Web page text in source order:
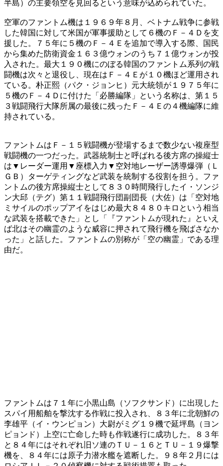
半島）の主要領空を見回るという意味が込められていた。
空軍のファントム機は１９６９年８月、ベトナム戦争に参戦
した韓国に対して米国が軍事援助として６機のＦ－４Ｄを支
援した。７５年に５機のＦ－４Ｅを追加で導入する際、国民
から集めた防衛資金１６３億ウォンのうち７１億ウォンが投
入された。最大１９０機にのぼる韓国のファントム系列の戦
闘機は次々と退役し、現在はＦ－４Ｅが１０機ほど運用され
ている。朴正熙（パク・ジョンヒ）元大統領が１９７５年に
５機のＦ－４Ｄに付けた「必勝編隊」という名称は、第１５
３戦闘飛行大隊所属の最後に残ったＦ－４Ｅの４機編隊に維
持されている。
ファントムはＦ－１５戦闘機が登場するまで数少ない複座型
戦闘機の一つだった。武器統制士と呼ばれる後方席の操縦士
は▼レーダー運用▼座標入力▼空対地レーザー誘導爆弾（Ｌ
ＧＢ）ターゲティングなど武装を統制する役割を担う。ファ
ントムの後方席操縦士として８３０時間飛行したイ・ソンジ
ン大邱（テグ）第１１戦闘飛行団副団長（大佐）は「空対地
ミサイルのポップアイをはじめ最大８４８０キロという相当
な武装を搭載できた」とし「『ファントムが現れた』といえ
ば北はその幽霊のような威容に押されて飛行機を飛ばさなか
った」と話した。ファントムの別称が「空の幽霊」である理
由だ。
ファントムは７１年に小黒山島（ソフクサンド）に出現した
スパイ用船舶を撃沈する作戦に投入され、８３年に北朝鮮の
李雄平（イ・ウンピョン）大尉がミグ１９機で延坪島（ヨン
ピョンド）上空に亡命した時も作戦遂行に成功した。８３年
と８４年にはそれぞれ旧ソ連のＴＵ－１６とＴＵ－１９爆撃
機を、８４年には原子力潜水艦を遮断した。９８年２月には